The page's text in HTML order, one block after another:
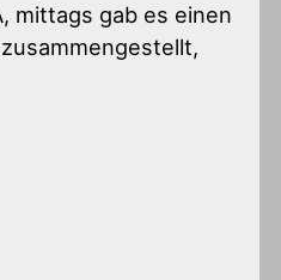
mittags gab es einen